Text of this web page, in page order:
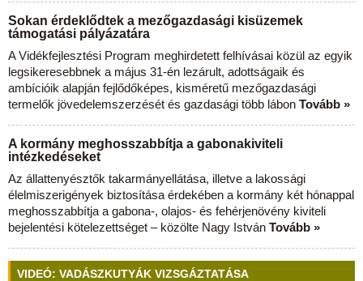
Sokan érdeklődtek a mezőgazdasági kisüzemek
támogatási pályázatára
A Vidékfejlesztési Program meghirdetett felhívásai közül az egyik
legsikeresebbnek a május 31-én lezárult, adottságaik és
ambícióik alapján fejlődőképes, kisméretű mezőgazdasági
termelők jövedelemszerzését és gazdasági több lábon Tovább »
A kormány meghosszabbítja a gabonakiviteli
intézkedéseket
Az állattenyésztők takarmányellátása, illetve a lakossági
élelmiszerigények biztosítása érdekében a kormány két hónappal
meghosszabbítja a gabona-, olajos- és fehérjenövény kiviteli
bejelentési kötelezettséget – közölte Nagy István Tovább »
VIDEÓ: VADÁSZKUTYÁK VIZSGÁZTATÁSA